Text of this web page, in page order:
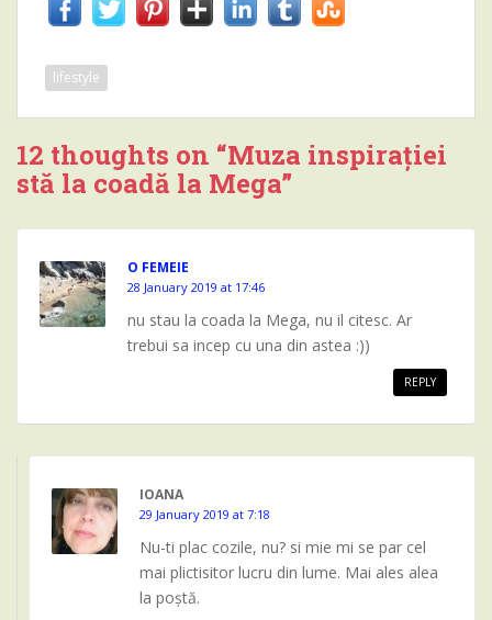
lifestyle
12 thoughts on “Muza inspirației
stă la coadă la Mega”
O FEMEIE
28 January 2019 at 17:46
nu stau la coada la Mega, nu il citesc. Ar
trebui sa incep cu una din astea :))
REPLY
IOANA
29 January 2019 at 7:18
Nu-ti plac cozile, nu? si mie mi se par cel
mai plictisitor lucru din lume. Mai ales alea
la poștă.